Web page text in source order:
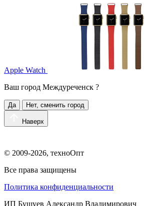
Apple Watch
Ваш город Междуреченск ?
Да Нет, сменить город
Наверх
© 2009-2026, техноОпт
Все права защищены
Политика конфиденциальности
ИП Бушуев Александр Владимирович